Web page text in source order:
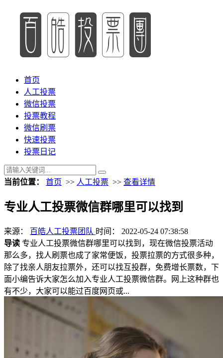
首页
人工投票
微信投票
投票教程
微信刷票
快速投票
投票日记
当前位置： 首页 >> 人工投票 >> 查看详情
专业人工投票微信群哪里可以找到
来源： 百皓人工投票团队 时间： 2022-05-24 07:38:58
导读 专业人工投票微信群哪里可以找到，现在微信投票活动
那么多，找人刷票也成了家常便饭，投票拉票的方式很多种，
除了找亲人朋友拉票外，还可以找互投群，免费增长票数，下
面小编告诉大家怎么加入专业人工投票微信群。网上这种群也
有不少，大家可以能过百度网页或...